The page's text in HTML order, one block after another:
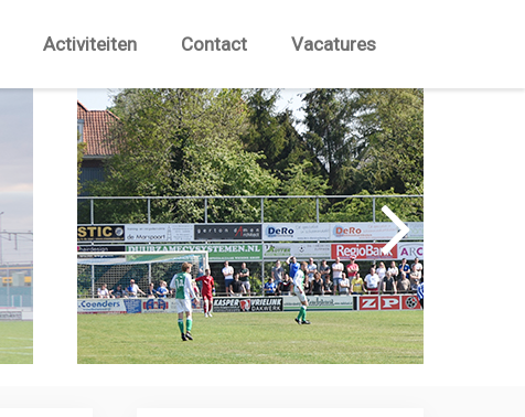
Activiteiten Contact Vacatures